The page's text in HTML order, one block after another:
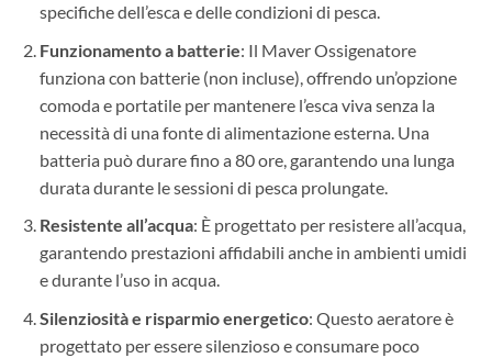
specifiche dell’esca e delle condizioni di pesca.
Funzionamento a batterie: Il Maver Ossigenatore
funziona con batterie (non incluse), offrendo un’opzione
comoda e portatile per mantenere l’esca viva senza la
necessità di una fonte di alimentazione esterna. Una
batteria può durare fino a 80 ore, garantendo una lunga
durata durante le sessioni di pesca prolungate.
Resistente all’acqua: È progettato per resistere all’acqua,
garantendo prestazioni affidabili anche in ambienti umidi
e durante l’uso in acqua.
Silenziosità e risparmio energetico: Questo aeratore è
progettato per essere silenzioso e consumare poco